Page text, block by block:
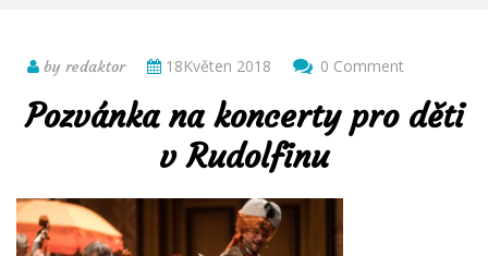
by redaktor 18Květen 2018 0 Comment
Pozvánka na koncerty pro děti
v Rudolfinu